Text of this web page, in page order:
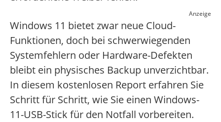
Anzeige
Windows 11 bietet zwar neue Cloud-
Funktionen, doch bei schwerwiegenden
Systemfehlern oder Hardware-Defekten
bleibt ein physisches Backup unverzichtbar.
In diesem kostenlosen Report erfahren Sie
Schritt für Schritt, wie Sie einen Windows-
11-USB-Stick für den Notfall vorbereiten.